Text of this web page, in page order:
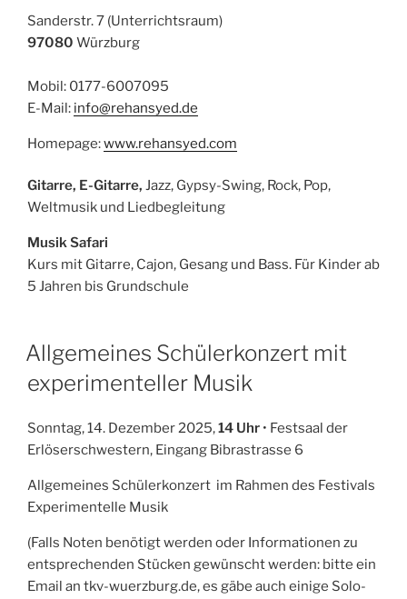
Sanderstr. 7 (Unterrichtsraum)
97080 Würzburg
Mobil: 0177-6007095
E-Mail: info@rehansyed.de
Homepage:www.rehansyed.com
Gitarre, E-Gitarre, Jazz, Gypsy-Swing, Rock, Pop,
Weltmusik und Liedbegleitung
Musik Safari
Kurs mit Gitarre, Cajon, Gesang und Bass. Für Kinder ab
5 Jahren bis Grundschule
Allgemeines Schülerkonzert mit
experimenteller Musik
Sonntag, 14. Dezember 2025,14 Uhr • Festsaal der
Erlöserschwestern, Eingang Bibrastrasse 6
Allgemeines Schülerkonzert im Rahmen des Festivals
Experimentelle Musik
(Falls Noten benötigt werden oder Informationen zu
entsprechenden Stücken gewünscht werden: bitte ein
Email an tkv-wuerzburg.de, es gäbe auch einige Solo-